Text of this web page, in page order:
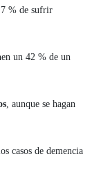
% de sufrir
un 42 % de un
, aunque se hagan
casos de demencia